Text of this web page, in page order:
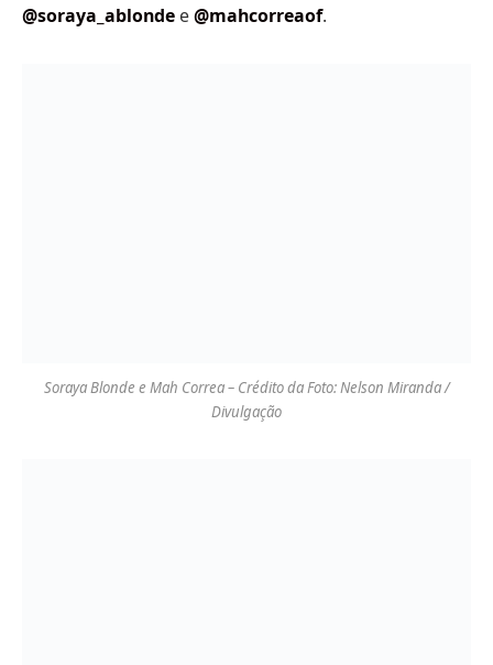
@soraya_ablonde e@mahcorreaof.
Soraya Blonde e Mah Correa – Crédito da Foto: Nelson Miranda /
Divulgação